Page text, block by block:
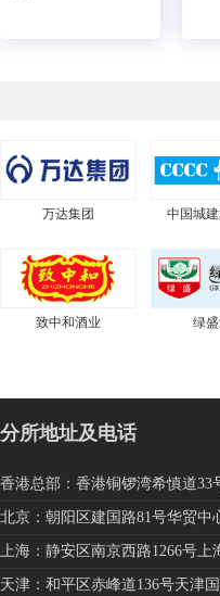
万达集团 中国城
致中和酒业 绿
分所地址及电话
香港总部：香港铜锣湾希慎道33
北京：朝阳区建国路81号华贸中
上海：静安区南京西路1266号上
天津：和平区赤峰道136号天津